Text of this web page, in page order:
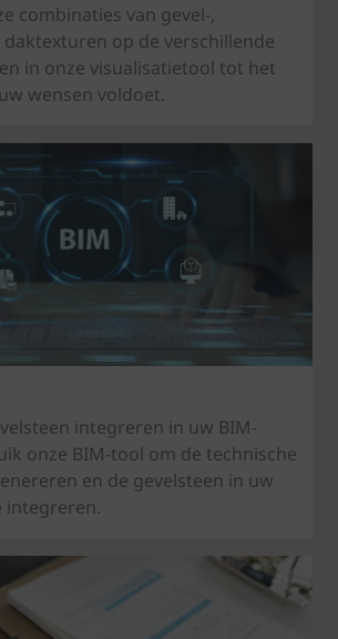
combinaties van gevel-,
op de verschillende
in onze visualisatietool tot het
wensen voldoet.
integreren in uw BIM-
onze BIM-tool om de technische
en de gevelsteen in uw
integreren.